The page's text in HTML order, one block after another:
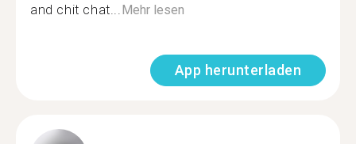
and chit chat...Mehr lesen
App herunterladen